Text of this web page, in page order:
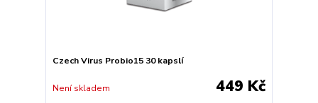
Czech Virus Probio15 30 kapslí
449 Kč
Není skladem